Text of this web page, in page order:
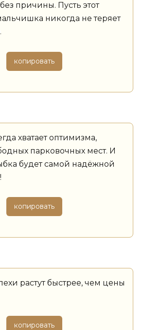
причины. Пусть этот
никогда не теряет
копировать
хватает оптимизма,
парковочных мест. И
будет самой надёжной
копировать
растут быстрее, чем цены
копировать